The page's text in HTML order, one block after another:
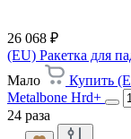
26 068 ₽
(EU) Ракетка для
Мало
Купить
Metalbone Hrd+
24 раза